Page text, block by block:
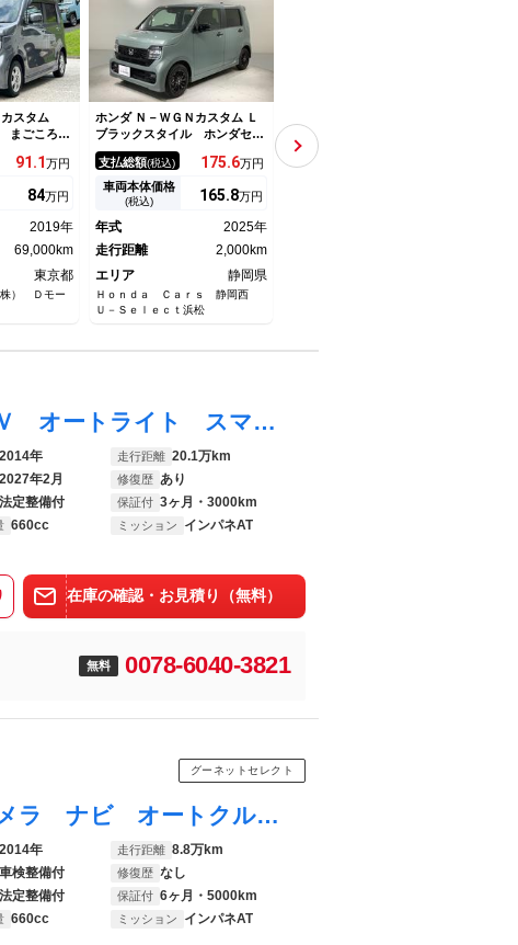
スタム
まごころ保
無制限付
メラ・ドラ
キーフリ
ロール装備
91.1万円
84万円
2019年
69,000km
東京都
株） Ｄモー
ホンダ Ｎ－ＷＧＮカスタム Ｌ
ブラックスタイル ホンダセン
シング 禁煙 新車保証 試乗
車 ワンオーナー 純正９イン
チナビＬＸＵ－２４７ＮＢＩ
ＴＶ リアカメラ ＣＤ録音
シートヒーター ＥＴＣ ＬＥ
Ｄライト アルミ
支払総額(税込) 175.6万円
車両本体価格
(税込) 165.8万円
年式
2025年
走行距離
2,000km
エリア
静岡県
Ｈｏｎｄａ Ｃａｒｓ 静岡西
Ｕ－Ｓｅｌｅｃｔ浜松
Ｇ・ターボパッケージ メモリ
ーナビ リアカメラ Ｂｌｕｅ
ｔｏｏｔｈ ＵＳＢ フルセグ
支払総額
Ｎ－ＷＧＮカスタム ＥＴＣ ナビ ＴＶ オートライト スマートキー アイドリングストップ 電動格納ミラー ベンチシート ＣＶＴ ＡＢＳ ＥＳＣ ＣＤ ＤＶＤ再生 アルミホイール エアコン パワーステアリング
2014年 走行距離 20.1万km
2027年2月 修復歴 あり
法定整備付 保証付 3ヶ月・3000km
660cc ミッション インパネAT
在庫の確認・お見積り（無料）
無料 0078-6040-3821
グーネットセレクト
Ｎ－ＷＧＮカスタム ＥＴＣ バックカメラ ナビ オートクルーズコントロール 衝突被害軽減システム オートライト スマートキー アイドリングストップ 電動格納ミラー ベンチシート ＣＶＴ ＥＳＣ アルミホイール エアコン
2014年 走行距離 8.8万km
車検整備付 修復歴 なし
法定整備付 保証付 6ヶ月・5000km
660cc ミッション インパネAT